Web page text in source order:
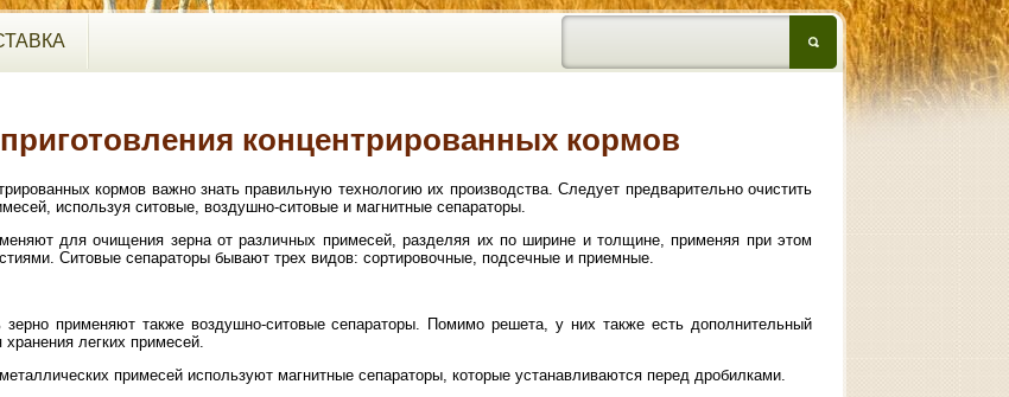
концентрированных кормов
кормов важно знать правильную технологию их производства. Следует предварительно очистить
используя ситовые, воздушно-ситовые и магнитные сепараторы.
для очищения зерна от различных примесей, разделяя их по ширине и толщине, применяя при этом
Ситовые сепараторы бывают трех видов: сортировочные, подсечные и приемные.
зерно применяют также воздушно-ситовые сепараторы. Помимо решета, у них также есть дополнительный
легких примесей.
примесей используют магнитные сепараторы, которые устанавливаются перед дробилками.